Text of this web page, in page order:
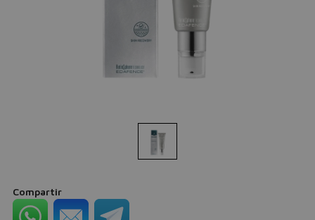
Compartir